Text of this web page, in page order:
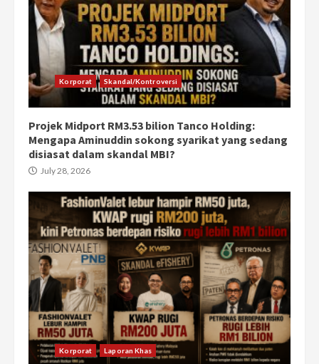
Korporat Skandal/Kontroversi
Projek Midport RM3.53 bilion Tanco Holding:
Mengapa Aminuddin sokong syarikat yang sedang
disiasat dalam skandal MBI?
July 28, 2026
Korporat Laporan Khas